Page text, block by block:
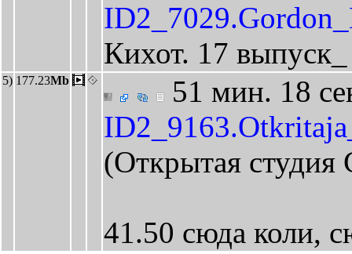
Кихот. 17
5) 177.23Mb
51 мин. 18
(Открытая
41.50 сюда коли,